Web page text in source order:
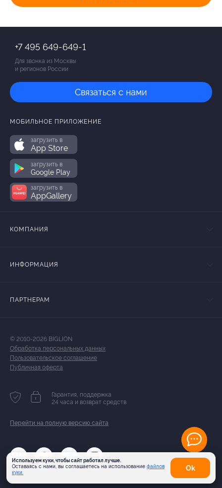
Используем куки, чтобы сайт работал лучше.
Оставаясь с нами, вы соглашаетесь на использование файлов
куки.
Оk
+7 495 649-649-1
Для звонка из Москвы
и регионов России
Связаться с нами
МОБИЛЬНОЕ ПРИЛОЖЕНИЕ
загрузить в
App Store
загрузить в
Google Play
загрузить в
AppGallery
КОМПАНИЯ
ИНФОРМАЦИЯ
ПАРТНЕРАМ
© 2010-2026 BIGLION
Обработка персональных данных
Пользовательское соглашение
Публичная оферта
Гарантия, поддержка
24 часа и возврат средств
Перейти на полную версию сайта